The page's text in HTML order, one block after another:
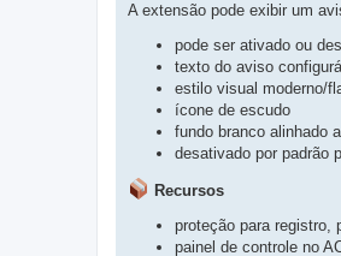
A extensão pode exibir um
pode ser ativado ou
texto do aviso
estilo visual moderno/
ícone de escudo
fundo branco alinhado
desativado por padrão
Recursos
proteção para registro,
painel de controle no